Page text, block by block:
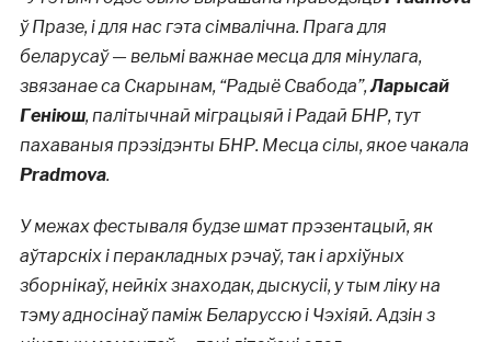
ў Празе, і для нас гэта сімвалічна. Прага для
беларусаў — вельмі важнае месца для мінулага,
звязанае са Скарынам, “Радыё Свабода”,Ларысай
Геніюш, палітычнай міграцыяй і Радай БНР, тут
пахаваныя прэзідэнты БНР. Месца сілы, якое чакала
Pradmova.
У межах фестываля будзе шмат прэзентацый, як
аўтарскіх і перакладных рэчаў, так і архіўных
зборнікаў, нейкіх знаходак, дыскусіі, у тым ліку на
тэму адносінаў паміж Беларуссю і Чэхіяй. Адзін з